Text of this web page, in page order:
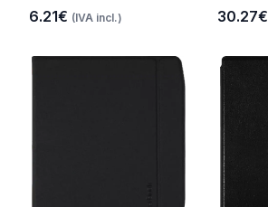
6.21€ (IVA incl.) 30.27€